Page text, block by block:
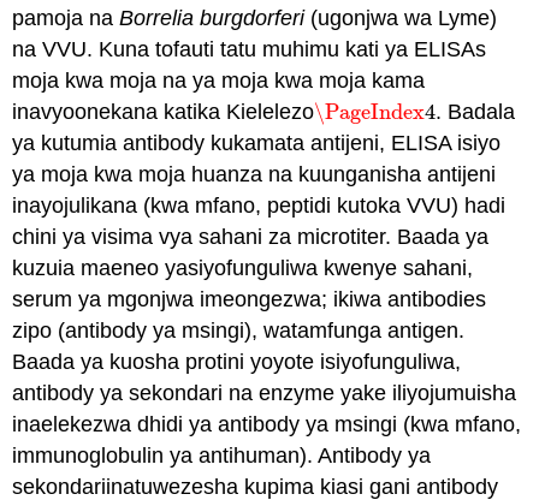
pamoja naBorrelia burgdorferi(ugonjwa wa Lyme)
na VVU. Kuna tofauti tatu muhimu kati ya ELISAs
moja kwa moja na ya moja kwa moja kama
inavyoonekana katika Kielelezo\PageIndex4
\PageIndex4. Badala
ya kutumia antibody kukamata antijeni, ELISA isiyo
ya moja kwa moja huanza na kuunganisha antijeni
inayojulikana (kwa mfano, peptidi kutoka VVU) hadi
chini ya visima vya sahani za microtiter. Baada ya
kuzuia maeneo yasiyofunguliwa kwenye sahani,
serum ya mgonjwa imeongezwa; ikiwa antibodies
zipo (antibody ya msingi), watamfunga antigen.
Baada ya kuosha protini yoyote isiyofunguliwa,
antibody ya sekondari na enzyme yake iliyojumuisha
inaelekezwa dhidi ya antibody ya msingi (kwa mfano,
immunoglobulin ya antihuman). Antibody ya
sekondariinatuwezesha kupima kiasi gani antibody